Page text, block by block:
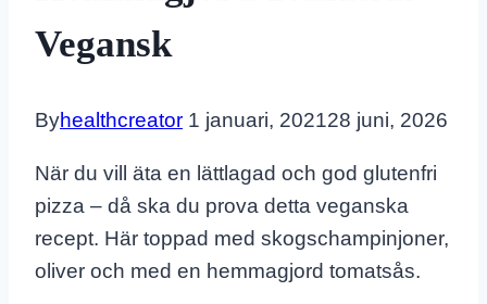
Vegansk
Byhealthcreator 1 januari, 202128 juni, 2026
När du vill äta en lättlagad och god glutenfri
pizza – då ska du prova detta veganska
recept. Här toppad med skogschampinjoner,
oliver och med en hemmagjord tomatsås.